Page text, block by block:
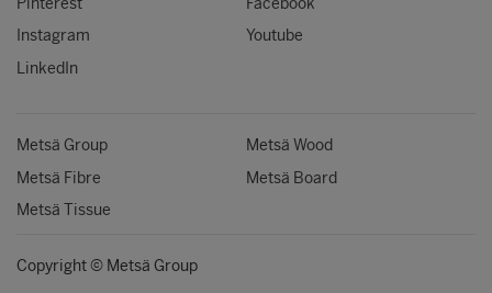
Instagram
Youtube
LinkedIn
Metsä Group
Metsä Wood
Metsä Fibre
Metsä Board
Metsä Tissue
Copyright © Metsä Group